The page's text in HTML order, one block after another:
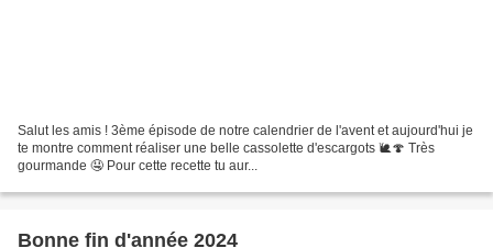
Salut les amis ! 3ème épisode de notre calendrier de l'avent et aujourd'hui je
te montre comment réaliser une belle cassolette d'escargots 🐌🍄 Très
gourmande 🤤 Pour cette recette tu aur...
Bonne fin d'année 2024